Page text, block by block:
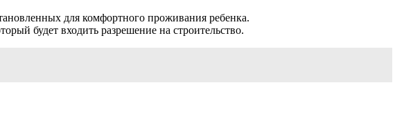
для комфортного проживания ребенка.
будет входить разрешение на строительство.